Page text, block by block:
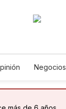
Negocios